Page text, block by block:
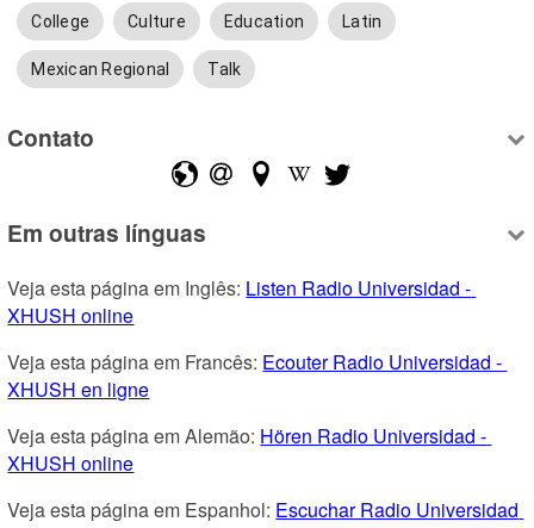
College Culture Education Latin
Mexican Regional Talk
Contato
Em outras línguas
Veja esta página em Inglês: Listen Radio Universidad -
XHUSH online
Veja esta página em Francês: Ecouter Radio Universidad -
XHUSH en ligne
Veja esta página em Alemão: Hören Radio Universidad -
XHUSH online
Veja esta página em Espanhol: Escuchar Radio Universidad